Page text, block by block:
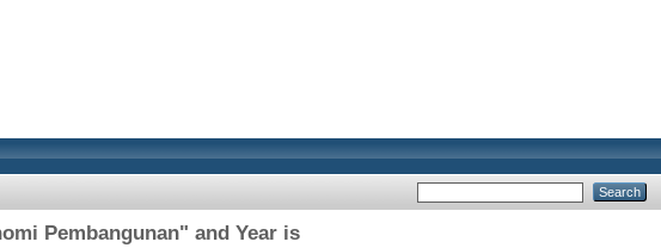
Pembangunan" and Year is